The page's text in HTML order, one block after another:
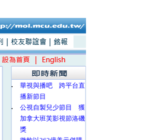
‧
華視與播吧 跨平台直
播新節目
‧
公視自製兒少節目 獲
加拿大班芙影視節洛磯
獎